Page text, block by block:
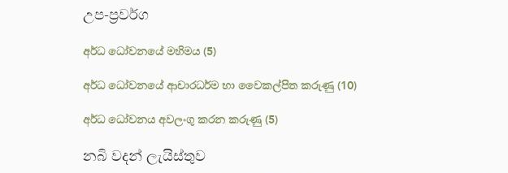
උප-ප්‍රවර්ග
අර්ධ ධෝවනයේ මහිමය (5)
අර්ධ ධෝවනයේ ආචාරධර්ම හා වෛකල්පිත කරුණු (10)
අර්ධ ධෝවනය අවලංගු කරන කරුණු (5)
නබි වදන් ලැයිස්තුව